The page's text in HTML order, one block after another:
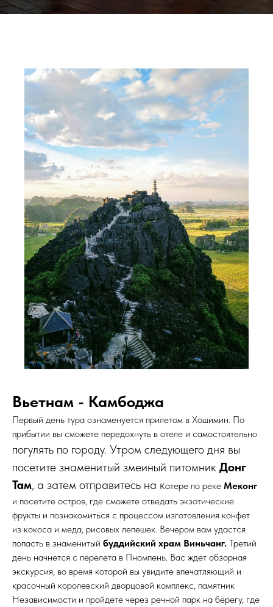
Вьетнам - Камбоджа
Первый день тура ознаменуется прилетом в Хошимин. По
прибытии вы сможете передохнуть в отеле и самостоятельно
погулять по городу. Утром следующего дня вы
посетите знаменитый змеиный питомник Донг
Там, а затем отправитесь на катере по реке Меконг
и посетите остров, где сможете отведать экзотические
фрукты и познакомиться с процессом изготовления конфет
из кокоса и меда, рисовых лепешек. Вечером вам удастся
попасть в знаменитый буддийский храм Виньчанг. Третий
день начнется с перелета в Пномпень. Вас ждет обзорная
экскурсия, во время которой вы увидите впечатляющий и
красочный королевский дворцовой комплекс, памятник
Независимости и пройдете через речной парк на берегу, где